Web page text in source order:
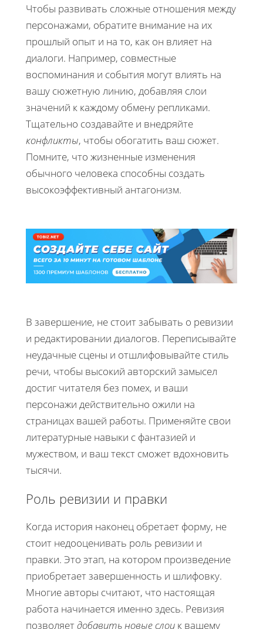
Чтобы развивать сложные отношения между
персонажами, обратите внимание на их
прошлый опыт и на то, как он влияет на
диалоги. Например, совместные
воспоминания и события могут влиять на
вашу сюжетную линию, добавляя слои
значений к каждому обмену репликами.
Тщательно создавайте и внедряйте
конфликты, чтобы обогатить ваш сюжет.
Помните, что жизненные изменения
обычного человека способны создать
высокоэффективный антагонизм.
В завершение, не стоит забывать о ревизии
и редактировании диалогов. Переписывайте
неудачные сцены и отшлифовывайте стиль
речи, чтобы высокий авторский замысел
достиг читателя без помех, и ваши
персонажи действительно ожили на
страницах вашей работы. Применяйте свои
литературные навыки с фантазией и
мужеством, и ваш текст сможет вдохновить
тысячи.
Роль ревизии и правки
Когда история наконец обретает форму, не
стоит недооценивать роль ревизии и
правки. Это этап, на котором произведение
приобретает завершенность и шлифовку.
Многие авторы считают, что настоящая
работа начинается именно здесь. Ревизия
позволяетдобавить новые слои к вашему